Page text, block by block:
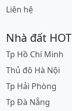
Liên hệ
Nhà đất HOT
Tp Hồ Chí Minh
Thủ đô Hà Nội
Tp Hải Phòng
Tp Đà Nẵng